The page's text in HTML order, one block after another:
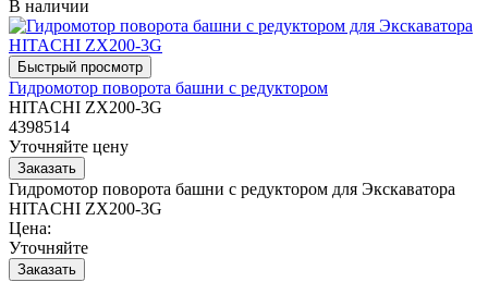
В наличии
Гидромотор поворота башни с редуктором
HITACHI ZX200-3G
4398514
Уточняйте цену
Гидромотор поворота башни с редуктором для Экскаватора
HITACHI ZX200-3G
Цена:
Уточняйте